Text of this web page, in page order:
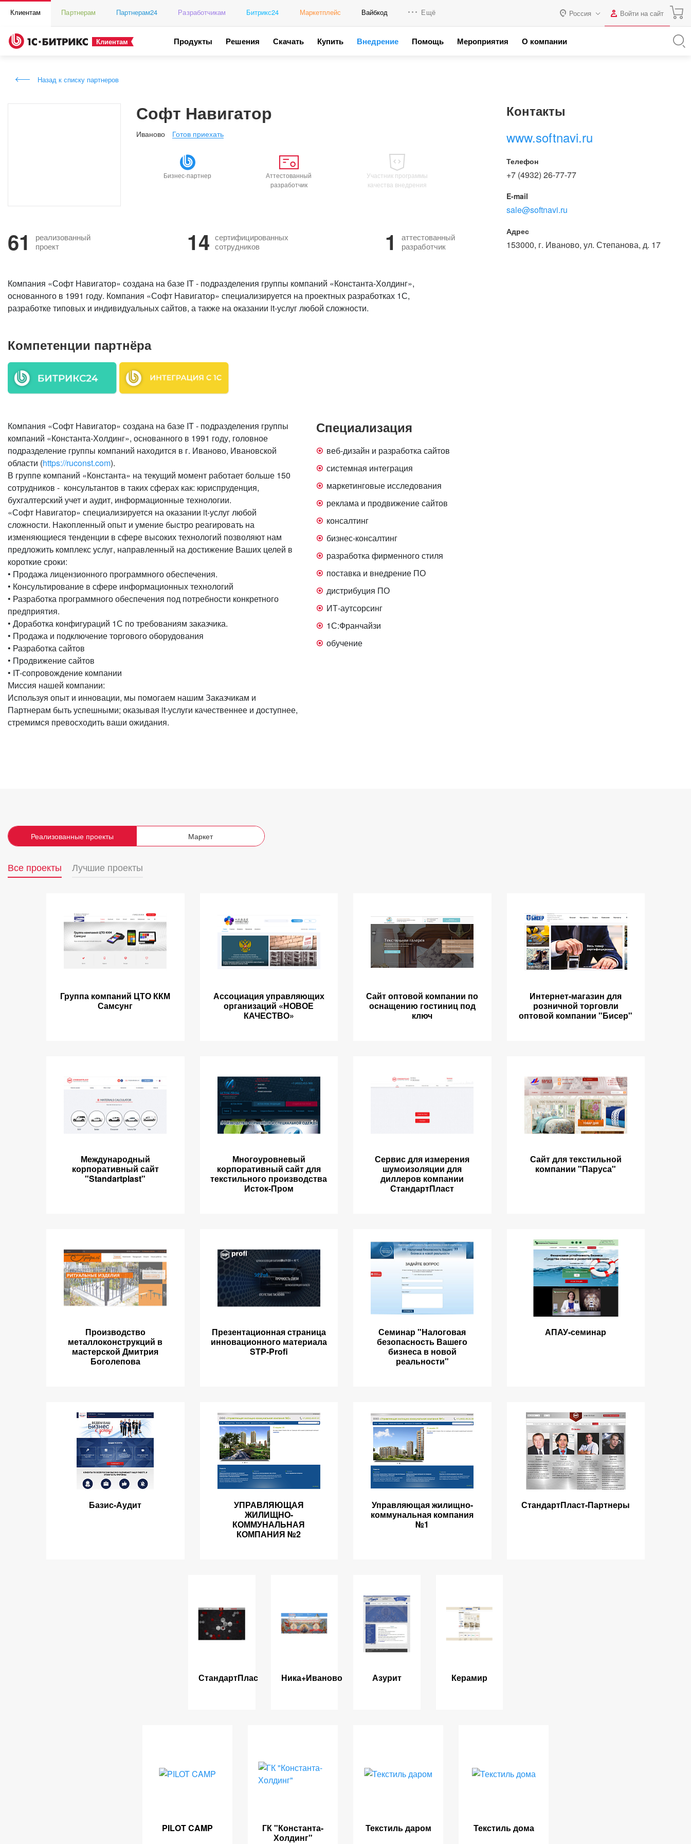
Клиентам Партнерам Партнерам24 Разработчикам Битрикс24 Маркетплейс Вайбкод Ещё
Интеграция с 1С
Россия Войти на сайт
Авторизация
Клиентам Продукты Решения Скачать Купить Внедрение Помощь Мероприятия О компании
Назад к списку партнеров
Софт Навигатор
Иваново Готов приехать
Бизнес-партнер
Аттестованный
разработчик
Участник программы
качества внедрения
61
реализованный
проект
14 сертифицированных
сотрудников
1
аттестованный
разработчик
Компания «Софт Навигатор» создана на базе IT - подразделения группы компаний «Константа-Холдинг»,
основанного в 1991 году. Компания «Софт Навигатор» специализируется на проектных разработках 1С,
разработке типовых и индивидуальных сайтов, а также на оказании it-услуг любой сложности.
Компетенции партнёра
Компания «Софт Навигатор» создана на базе IT - подразделения группы
компаний «Константа-Холдинг», основанного в 1991 году, головное
подразделение группы компаний находится в г. Иваново, Ивановской
области (https://ruconst.com).
В группе компаний «Константа» на текущий момент работает больше 150
сотрудников - консультантов в таких сферах как: юриспруденция,
бухгалтерский учет и аудит, информационные технологии.
«Софт Навигатор» специализируется на оказании it-услуг любой
сложности. Накопленный опыт и умение быстро реагировать на
изменяющиеся тенденции в сфере высоких технологий позволяют нам
предложить комплекс услуг, направленный на достижение Ваших целей в
короткие сроки:
• Продажа лицензионного программного обеспечения.
• Консультирование в сфере информационных технологий
• Разработка программного обеспечения под потребности конкретного
предприятия.
• Доработка конфигураций 1С по требованиям заказчика.
• Продажа и подключение торгового оборудования
• Разработка сайтов
• Продвижение сайтов
• IT-сопровождение компании
Миссия нашей компании:
Используя опыт и инновации, мы помогаем нашим Заказчикам и
Партнерам быть успешными; оказывая it-услуги качественнее и доступнее,
стремимся превосходить ваши ожидания.
Специализация
веб-дизайн и разработка сайтов
системная интеграция
маркетинговые исследования
реклама и продвижение сайтов
консалтинг
бизнес-консалтинг
разработка фирменного стиля
поставка и внедрение ПО
дистрибуция ПО
ИТ-аутсорсинг
1С:Франчайзи
обучение
Контакты
www.softnavi.ru
Телефон
+7 (4932) 26-77-77
E-mail
sale@softnavi.ru
Адрес
153000, г. Иваново, ул. Степанова, д. 17
Реализованные проекты Маркет
Все проекты Лучшие проекты
Группа компаний ЦТО ККМ
Самсунг
Ассоциация управляющих
организаций «НОВОЕ
КАЧЕСТВО»
Сайт оптовой компании по
оснащению гостиниц под
ключ
Интернет-магазин для
розничной торговли
оптовой компании "Бисер"
Международный
корпоративный сайт
"Standartplast"
Многоуровневый
корпоративный сайт для
текстильного производства
Исток-Пром
Сервис для измерения
шумоизоляции для
диллеров компании
СтандартПласт
Сайт для текстильной
компании "Паруса"
Производство
металлоконструкций в
мастерской Дмитрия
Боголепова
Презентационная страница
инновационного материала
STP-Profi
Семинар "Налоговая
безопасность Вашего
бизнеса в новой
реальности"
АПАУ-семинар
Базис-Аудит
УПРАВЛЯЮЩАЯ
ЖИЛИЩНО-
КОММУНАЛЬНАЯ
КОМПАНИЯ №2
Управляющая жилищно-
коммунальная компания
№1
СтандартПласт-Партнеры
СтандартПлас Ника+Иваново Азурит Керамир
PILOT CAMP
ГК "Константа-
Холдинг"
Текстиль даром Текстиль дома